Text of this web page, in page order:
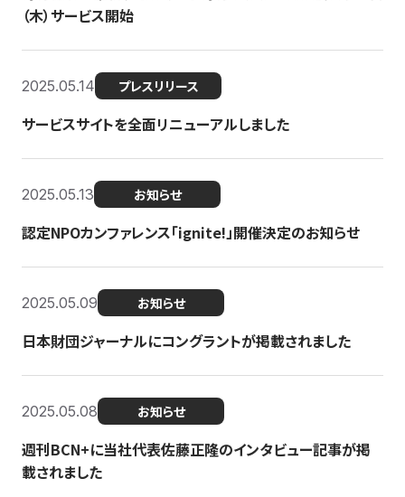
（木）サービス開始
2025.05.14 プレスリリース
サービスサイトを全面リニューアルしました
2025.05.13 お知らせ
認定NPOカンファレンス「ignite!」開催決定のお知らせ
2025.05.09 お知らせ
日本財団ジャーナルにコングラントが掲載されました
2025.05.08 お知らせ
週刊BCN+に当社代表佐藤正隆のインタビュー記事が掲
載されました